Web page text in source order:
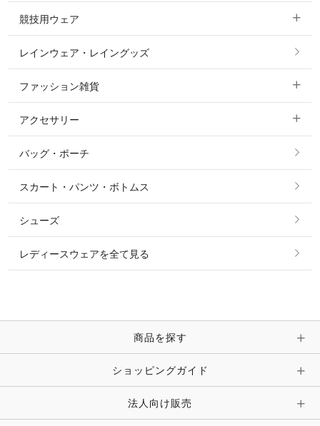
カットソー・Tシャツ・タンクトップ
パーカー・トレーナー・スウェット
ニット・セーター
シャツ・ブラウス・ワンピース
コート
ジャケット・ブルゾン
その他 アウター
競技用ウェア
すべての競技用ウェア
ショージャケット
ショーシャツ
レインウェア・レイングッズ
ファッション雑貨
すべてのファッション雑貨
ソックス
ベルト
マフラー・スカーフ・ストール・スヌード
時計・財布・キーケース・革小物
キーホルダー・チャーム・ストラップ
アクセサリー
すべてのアクセサリー
リング
ピアス・イヤリング
ピン・ブローチ・コサージュ
その他 アクセサリー
バッグ・ポーチ
スカート・パンツ・ボトムス
シューズ
レディースウェアを全て見る
商品を探す
ショッピングガイド
法人向け販売